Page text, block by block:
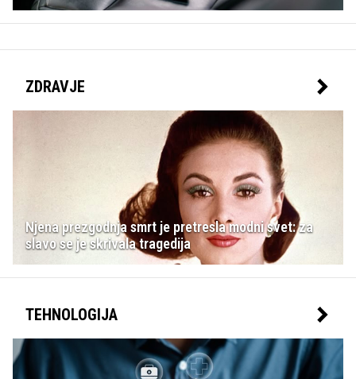
ZDRAVJE
Njena prezgodnja smrt je pretresla modni svet: za
slavo se je skrivala tragedija
TEHNOLOGIJA